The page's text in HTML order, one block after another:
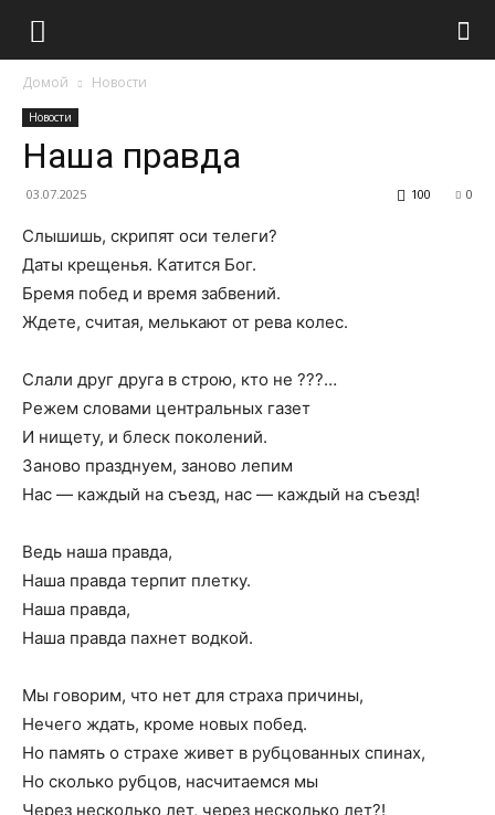
Домой Новости
Новости
Наша правда
03.07.2025 0
100
Слышишь, скрипят оси телеги?
Даты крещенья. Катится Бог.
Бремя побед и время забвений.
Ждете, считая, мелькают от рева колес.
Слали друг друга в строю, кто не ???…
Режем словами центральных газет
И нищету, и блеск поколений.
Заново празднуем, заново лепим
Нас — каждый на съезд, нас — каждый на съезд!
Ведь наша правда,
Наша правда терпит плетку.
Наша правда,
Наша правда пахнет водкой.
Мы говорим, что нет для страха причины,
Нечего ждать, кроме новых побед.
Но память о страхе живет в рубцованных спинах,
Но сколько рубцов, насчитаемся мы
Через несколько лет, через несколько лет?!